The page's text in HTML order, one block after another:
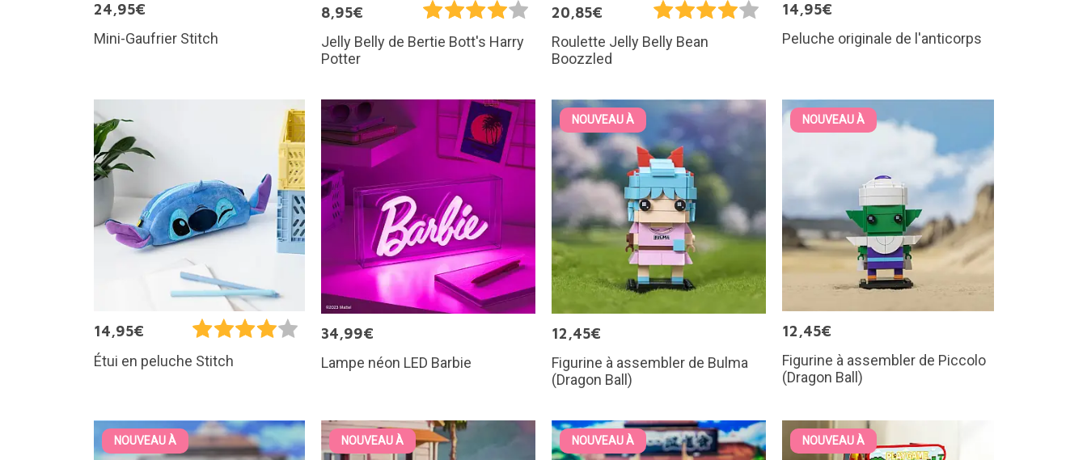
24,95€
Mini-Gaufrier Stitch
8,95€
Jelly Belly de Bertie Bott's Harry
Potter
20,85€
Roulette Jelly Belly Bean
Boozzled
14,95€
Peluche originale de l'anticorps
14,95€
Étui en peluche Stitch
34,99€
Lampe néon LED Barbie
NOUVEAU À
12,45€
Figurine à assembler de Bulma
(Dragon Ball)
NOUVEAU À
12,45€
Figurine à assembler de Piccolo
(Dragon Ball)
NOUVEAU À NOUVEAU À NOUVEAU À NOUVEAU À